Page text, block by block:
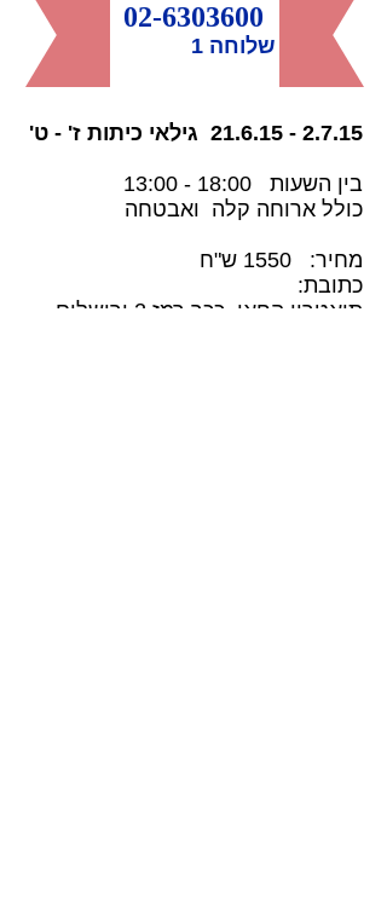
02-6303600
שלוחה 1
2.7.15 - 21.6.15 גילאי כיתות ז' - ט'
בין השעות
18:00 - 13:00
כולל ארוחה קלה ואבטחה
מחיר: 1550 ש"ח
כתובת:
תיאטרון החאן, ככר רמז 2 ירושלים